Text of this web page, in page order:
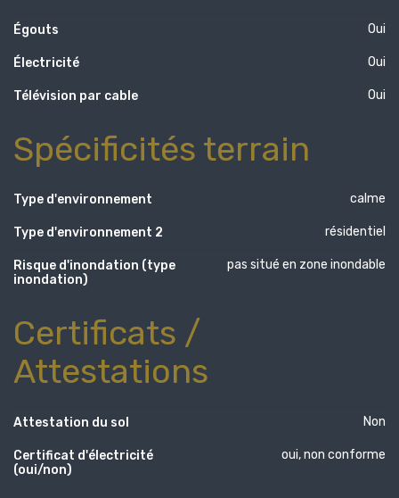
Égouts Oui
Électricité Oui
Télévision par cable Oui
Spécificités terrain
Type d'environnement calme
Type d'environnement 2 résidentiel
Risque d'inondation (type
inondation)
pas situé en zone inondable
Certificats /
Attestations
Attestation du sol Non
Certificat d'électricité
(oui/non)
oui, non conforme